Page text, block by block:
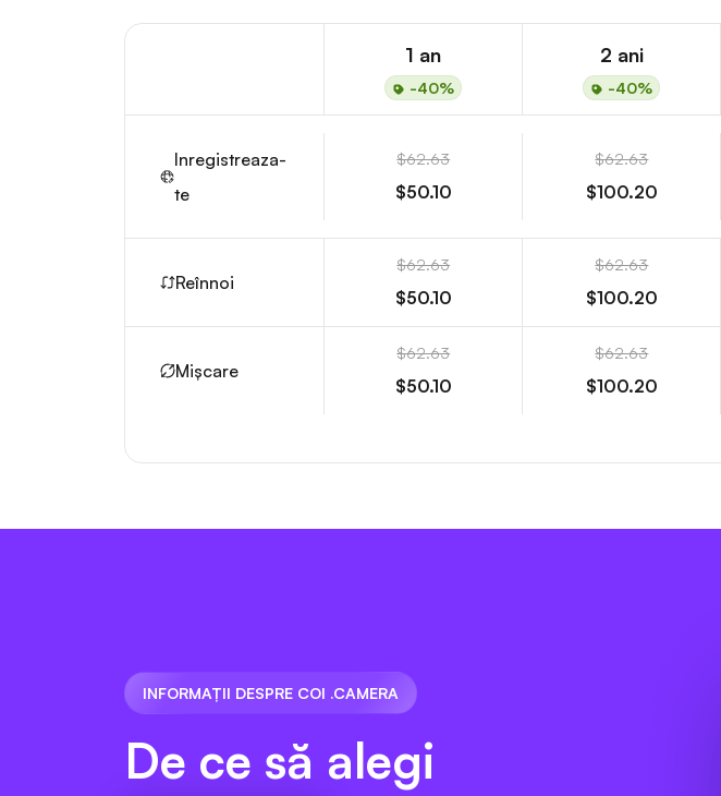
1 an
-40%
2 ani
-40%
Inregistreaza-
te
$62.63
$50.10
$62.63
$100.20
Reînnoi
$62.63
$50.10
$62.63
$100.20
Mișcare
$62.63
$50.10
$62.63
$100.20
INFORMAȚII DESPRE COI .CAMERA
De ce să alegi